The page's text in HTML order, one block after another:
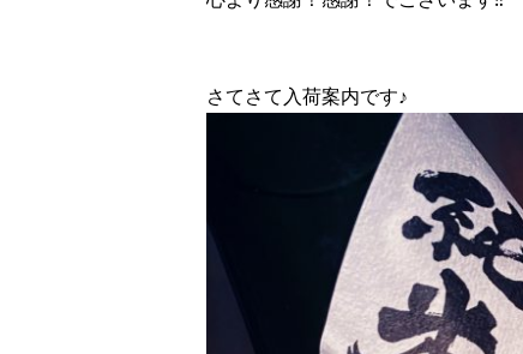
さてさて入荷案内です♪